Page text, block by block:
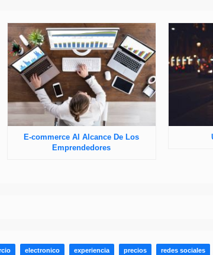
E-commerce Al Alcance De Los
Emprendedores
electronico experiencia precios redes sociales